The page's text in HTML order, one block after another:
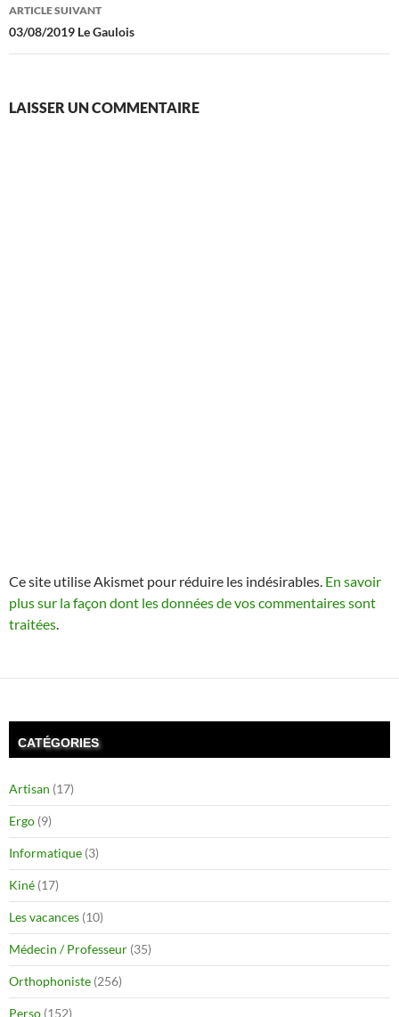
ARTICLE SUIVANT
03/08/2019 Le Gaulois
LAISSER UN COMMENTAIRE
Ce site utilise Akismet pour réduire les indésirables. En savoir
plus sur la façon dont les données de vos commentaires sont
traitées
CATÉGORIES
Artisan (17)
Ergo (9)
Informatique (3)
Kiné (17)
Les vacances (10)
Médecin / Professeur (35)
Orthophoniste (256)
Perso (152)